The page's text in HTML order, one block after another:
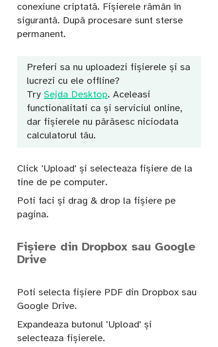
conexiune criptată. Fișierele rămân în
sigurantă. După procesare sunt sterse
permanent.
Preferi sa nu uploadezi fișierele și sa
lucrezi cu ele offline?
Try Sejda Desktop. Aceleasi
functionalitati ca și serviciul online,
dar fișierele nu părăsesc niciodata
calculatorul tău.
Click 'Upload' și selecteaza fișiere de la
tine de pe computer.
Poti faci și drag & drop la fișiere pe
pagina.
Fișiere din Dropbox sau Google
Drive
Poti selecta fișiere PDF din Dropbox sau
Google Drive.
Expandeaza butonul 'Upload' și
selecteaza fișierele.